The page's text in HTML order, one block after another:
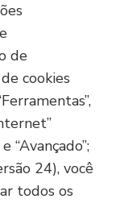
de
cookies
“Avançado”;
24), você
todos os